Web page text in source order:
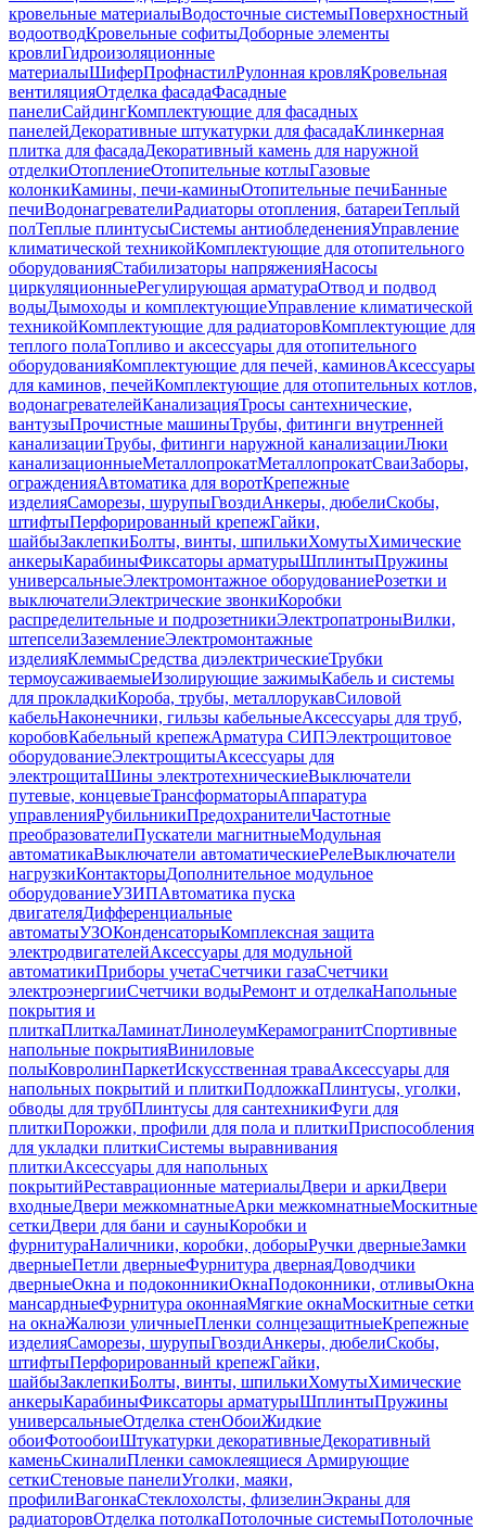
кровельные материалыВодосточные системыПоверхностный
водоотводКровельные софитыДоборные элементы
кровлиГидроизоляционные
материалыШиферПрофнастилРулонная кровляКровельная
вентиляцияОтделка фасадаФасадные
панелиСайдингКомплектующие для фасадных
панелейДекоративные штукатурки для фасадаКлинкерная
плитка для фасадаДекоративный камень для наружной
отделкиОтоплениеОтопительные котлыГазовые
колонкиКамины, печи-каминыОтопительные печиБанные
печиВодонагревателиРадиаторы отопления, батареиТеплый
полТеплые плинтусыСистемы антиобледененияУправление
климатической техникойКомплектующие для отопительного
оборудованияСтабилизаторы напряженияНасосы
циркуляционныеРегулирующая арматураОтвод и подвод
водыДымоходы и комплектующиеУправление климатической
техникойКомплектующие для радиаторовКомплектующие для
теплого полаТопливо и аксессуары для отопительного
оборудованияКомплектующие для печей, каминовАксессуары
для каминов, печейКомплектующие для отопительных котлов,
водонагревателейКанализацияТросы сантехнические,
вантузыПрочистные машиныТрубы, фитинги внутренней
канализацииТрубы, фитинги наружной канализацииЛюки
канализационныеМеталлопрокатМеталлопрокатСваиЗаборы,
огражденияАвтоматика для воротКрепежные
изделияСаморезы, шурупыГвоздиАнкеры, дюбелиСкобы,
штифтыПерфорированный крепежГайки,
шайбыЗаклепкиБолты, винты, шпилькиХомутыХимические
анкерыКарабиныФиксаторы арматурыШплинтыПружины
универсальныеЭлектромонтажное оборудованиеРозетки и
выключателиЭлектрические звонкиКоробки
распределительные и подрозетникиЭлектропатроныВилки,
штепселиЗаземлениеЭлектромонтажные
изделияКлеммыСредства диэлектрическиеТрубки
термоусаживаемыеИзолирующие зажимыКабель и системы
для прокладкиКороба, трубы, металлорукавСиловой
кабельНаконечники, гильзы кабельныеАксессуары для труб,
коробовКабельный крепежАрматура СИПЭлектрощитовое
оборудованиеЭлектрощитыАксессуары для
электрощитаШины электротехническиеВыключатели
путевые, концевыеТрансформаторыАппаратура
управленияРубильникиПредохранителиЧастотные
преобразователиПускатели магнитныеМодульная
автоматикаВыключатели автоматическиеРелеВыключатели
нагрузкиКонтакторыДополнительное модульное
оборудованиеУЗИПАвтоматика пуска
двигателяДифференциальные
автоматыУЗОКонденсаторыКомплексная защита
электродвигателейАксессуары для модульной
автоматикиПриборы учетаСчетчики газаСчетчики
электроэнергииСчетчики водыРемонт и отделкаНапольные
покрытия и
плиткаПлиткаЛаминатЛинолеумКерамогранитСпортивные
напольные покрытияВиниловые
полыКовролинПаркетИскусственная траваАксессуары для
напольных покрытий и плиткиПодложкаПлинтусы, уголки,
обводы для трубПлинтусы для сантехникиФуги для
плиткиПорожки, профили для пола и плиткиПриспособления
для укладки плиткиСистемы выравнивания
плиткиАксессуары для напольных
покрытийРеставрационные материалыДвери и аркиДвери
входныеДвери межкомнатныеАрки межкомнатныеМоскитные
сеткиДвери для бани и сауныКоробки и
фурнитураНаличники, коробки, доборыРучки дверныеЗамки
дверныеПетли дверныеФурнитура двернаяДоводчики
дверныеОкна и подоконникиОкнаПодоконники, отливыОкна
мансардныеФурнитура оконнаяМягкие окнаМоскитные сетки
на окнаЖалюзи уличныеПленки солнцезащитныеКрепежные
изделияСаморезы, шурупыГвоздиАнкеры, дюбелиСкобы,
штифтыПерфорированный крепежГайки,
шайбыЗаклепкиБолты, винты, шпилькиХомутыХимические
анкерыКарабиныФиксаторы арматурыШплинтыПружины
универсальныеОтделка стенОбоиЖидкие
обоиФотообоиШтукатурки декоративныеДекоративный
каменьСкиналиПленки самоклеящиеся Армирующие
сеткиСтеновые панелиУголки, маяки,
профилиВагонкаСтеклохолсты, флизелинЭкраны для
радиаторовОтделка потолкаПотолочные системыПотолочные